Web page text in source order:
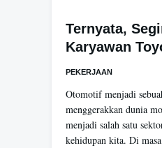
Ternyata,
Karyawan
PEKERJAAN
Otomotif menjadi
menggerakkan dunia
menjadi salah satu
kehidupan kita. Di